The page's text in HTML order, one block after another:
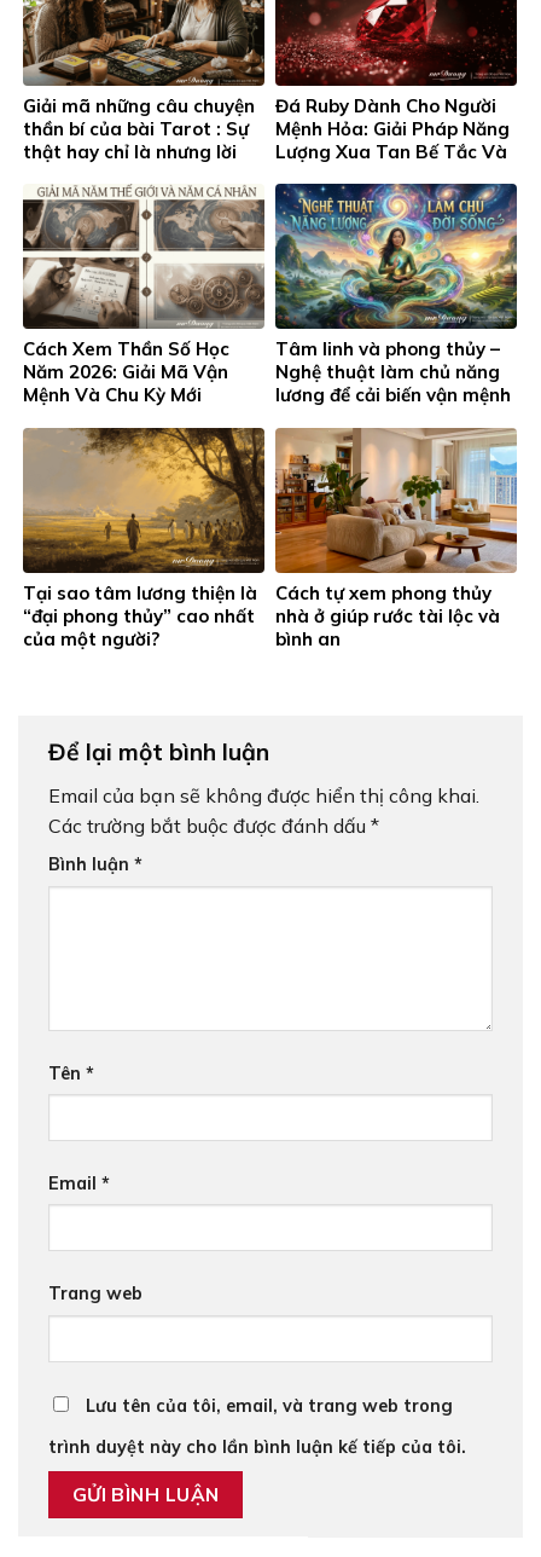
Giải mã những câu chuyện
thần bí của bài Tarot : Sự
thật hay chỉ là nhưng lời
Đá Ruby Dành Cho Người
Mệnh Hỏa: Giải Pháp Năng
Lượng Xua Tan Bế Tắc Và
Cách Xem Thần Số Học
Năm 2026: Giải Mã Vận
Mệnh Và Chu Kỳ Mới
Tâm linh và phong thủy –
Nghệ thuật làm chủ năng
lương để cải biến vận mệnh
Tại sao tâm lương thiện là
“đại phong thủy” cao nhất
của một người?
Cách tự xem phong thủy
nhà ở giúp rước tài lộc và
bình an
Để lại một bình luận
Email của bạn sẽ không được hiển thị công khai.
Các trường bắt buộc được đánh dấu *
Bình luận *
Tên *
Email *
Trang web
Lưu tên của tôi, email, và trang web trong
trình duyệt này cho lần bình luận kế tiếp của tôi.